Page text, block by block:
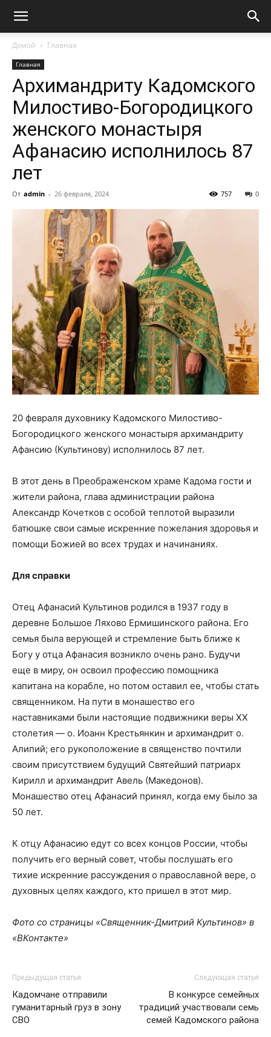
Домой Главная
Главная
Архимандриту Кадомского
Милостиво-Богородицкого
женского монастыря
Афанасию исполнилось 87
лет
От admin - 26 февраля, 2024 0
757
20 февраля духовнику Кадомского Милостиво-
Богородицкого женского монастыря архимандриту
Афансию (Культинову) исполнилось 87 лет.
В этот день в Преображенском храме Кадома гости и
жители района, глава администрации района
Александр Кочетков с особой теплотой выразили
батюшке свои самые искренние пожелания здоровья и
помощи Божией во всех трудах и начинаниях.
Для справки
Отец Афанасий Культинов родился в 1937 году в
деревне Большое Ляхово Ермишинского района. Его
семья была верующей и стремление быть ближе к
Богу у отца Афанасия возникло очень рано. Будучи
еще в миру, он освоил профессию помощника
капитана на корабле, но потом оставил ее, чтобы стать
священником. На пути в монашество его
наставниками были настоящие подвижники веры ХХ
столетия — о. Иоанн Крестьянкин и архимандрит о.
Алипий; его рукоположение в священство почтили
своим присутствием будущий Святейший патриарх
Кирилл и архимандрит Авель (Македонов).
Монашество отец Афанасий принял, когда ему было за
50 лет.
К отцу Афанасию едут со всех концов России, чтобы
получить его верный совет, чтобы послушать его
тихие искренние рассуждения о православной вере, о
духовных целях каждого, кто пришел в этот мир.
Фото со страницы «Священник-Дмитрий Культинов» в
«ВКонтакте»
Предыдущая статья
Кадомчане отправили
гуманитарный груз в зону
СВО
Следующая статья
В конкурсе семейных
традиций участвовали семь
семей Кадомского района